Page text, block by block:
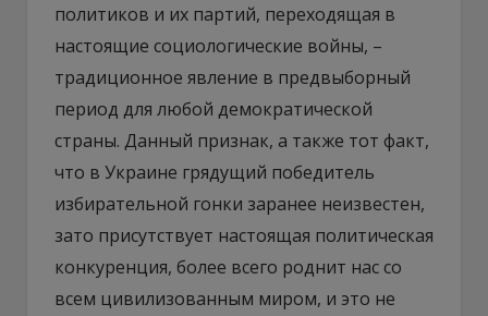
политиков и их партий, переходящая в
настоящие социологические войны, –
традиционное явление в предвыборный
период для любой демократической
страны. Данный признак, а также тот факт,
что в Украине грядущий победитель
избирательной гонки заранее неизвестен,
зато присутствует настоящая политическая
конкуренция, более всего роднит нас со
всем цивилизованным миром, и это не